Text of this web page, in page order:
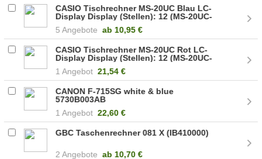
CASIO Tischrechner MS-20UC Blau LC-
Display Display (Stellen): 12 (MS-20UC-
5 Angebote ab 10,95 €
CASIO Tischrechner MS-20UC Rot LC-
Display Display (Stellen): 12 (MS-20UC-
1 Angebot 21,54 €
CANON F-715SG white & blue
5730B003AB
1 Angebot 22,60 €
GBC Taschenrechner 081 X (IB410000)
2 Angebote ab 10,70 €